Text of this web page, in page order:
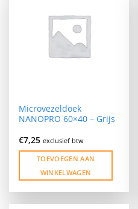
gekozen
productpagina
Microvezeldoek
NANOPRO 60×40 – Grijs
€7,25 exclusief btw
TOEVOEGEN AAN
WINKELWAGEN